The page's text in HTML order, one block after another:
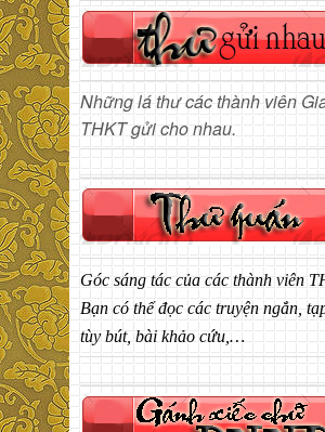
Những lá thư các thành viên
THKT gửi cho nhau.
Góc sáng tác của các thành viên
Bạn có thể đọc các truyện ngắn,
tùy bút, bài khảo cứu,…